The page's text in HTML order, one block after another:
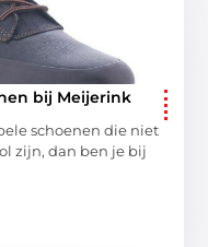
bij Meijerink
schoenen die niet
zijn, dan ben je bij